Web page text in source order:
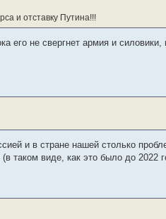
и отставку Путина!!!
его не свергнет армия и
и в стране нашей столько
таком виде, как это было до 2022